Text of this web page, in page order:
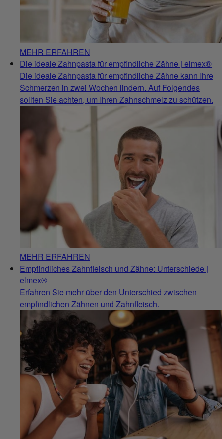
MEHR ERFAHREN
Die ideale Zahnpasta für empfindliche Zähne | elmex®
Die ideale Zahnpasta für empfindliche Zähne kann Ihre
Schmerzen in zwei Wochen lindern. Auf Folgendes
sollten Sie achten, um Ihren Zahnschmelz zu schützen.
MEHR ERFAHREN
Empfindliches Zahnfleisch und Zähne: Unterschiede |
elmex®
Erfahren Sie mehr über den Unterschied zwischen
empfindlichen Zähnen und Zahnfleisch.